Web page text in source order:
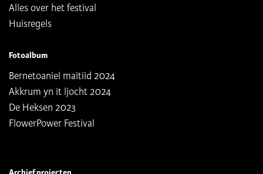
Alles over het festival
Huisregels
Fotoalbum
Bernetoaniel maitiid 2024
Akkrum yn it ljocht 2024
De Heksen 2023
FlowerPower Festival